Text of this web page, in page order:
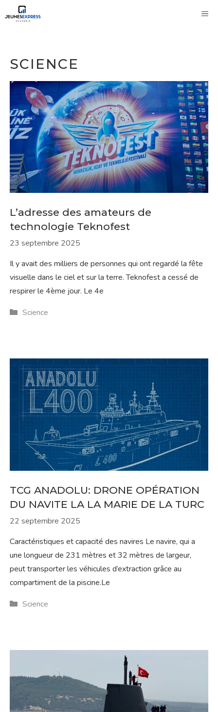
au
SCIENCE
L’adresse des amateurs de
technologie Teknofest
23 septembre 2025
Il y avait des milliers de personnes qui ont regardé la fête
visuelle dans le ciel et sur la terre. Teknofest a cessé de
respirer le 4ème jour. Le 4e
Catégories
Science
TCG ANADOLU: DRONE OPÉRATION
DU NAVITE LA LA MARIE DE LA TURC
22 septembre 2025
Caractéristiques et capacité des navires Le navire, qui a
une longueur de 231 mètres et 32 ​​mètres de largeur,
peut transporter les véhicules d’extraction grâce au
compartiment de la piscine.Le
Catégories
Science